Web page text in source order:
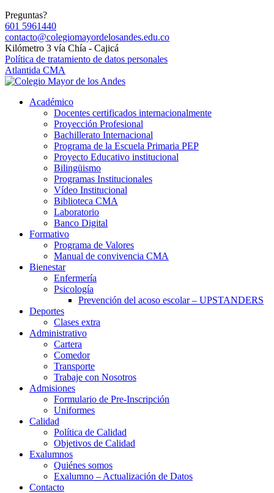
Preguntas?
601 5961440
contacto@colegiomayordelosandes.edu.co
Kilómetro 3 vía Chía - Cajicá
Política de tratamiento de datos personales
Atlantida CMA
Académico
Docentes certificados internacionalmente
Proyección Profesional
Bachillerato Internacional
Programa de la Escuela Primaria PEP
Proyecto Educativo institucional
Bilingüismo
Programas Institucionales
Vídeo Institucional
Biblioteca CMA
Laboratorio
Banco Digital
Formativo
Programa de Valores
Manual de convivencia CMA
Bienestar
Enfermería
Psicología
Prevención del acoso escolar – UPSTANDERS
Deportes
Clases extra
Administrativo
Cartera
Comedor
Transporte
Trabaje con Nosotros
Admisiones
Formulario de Pre-Inscripción
Uniformes
Calidad
Política de Calidad
Objetivos de Calidad
Exalumnos
Quiénes somos
Exalumno – Actualización de Datos
Contacto